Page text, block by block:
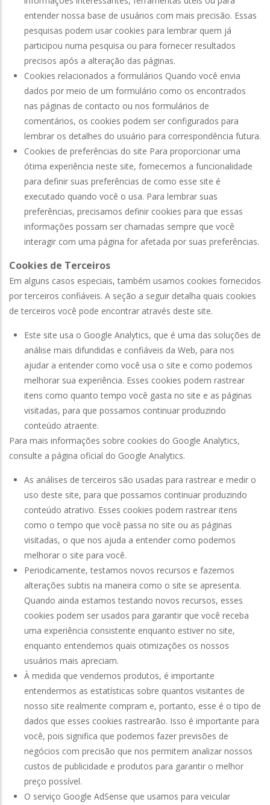
entender nossa base de usuários com mais precisão. Essas
pesquisas podem usar cookies para lembrar quem já
participou numa pesquisa ou para fornecer resultados
precisos após a alteração das páginas.
Cookies relacionados a formulários Quando você envia
dados por meio de um formulário como os encontrados
nas páginas de contacto ou nos formulários de
comentários, os cookies podem ser configurados para
lembrar os detalhes do usuário para correspondência futura.
Cookies de preferências do site Para proporcionar uma
ótima experiência neste site, fornecemos a funcionalidade
para definir suas preferências de como esse site é
executado quando você o usa. Para lembrar suas
preferências, precisamos definir cookies para que essas
informações possam ser chamadas sempre que você
interagir com uma página for afetada por suas preferências.
Cookies de Terceiros
Em alguns casos especiais, também usamos cookies fornecidos
por terceiros confiáveis. A seção a seguir detalha quais cookies
de terceiros você pode encontrar através deste site.
Este site usa o Google Analytics, que é uma das soluções de
análise mais difundidas e confiáveis ​​da Web, para nos
ajudar a entender como você usa o site e como podemos
melhorar sua experiência. Esses cookies podem rastrear
itens como quanto tempo você gasta no site e as páginas
visitadas, para que possamos continuar produzindo
conteúdo atraente.
Para mais informações sobre cookies do Google Analytics,
consulte a página oficial do Google Analytics.
As análises de terceiros são usadas para rastrear e medir o
uso deste site, para que possamos continuar produzindo
conteúdo atrativo. Esses cookies podem rastrear itens
como o tempo que você passa no site ou as páginas
visitadas, o que nos ajuda a entender como podemos
melhorar o site para você.
Periodicamente, testamos novos recursos e fazemos
alterações subtis na maneira como o site se apresenta.
Quando ainda estamos testando novos recursos, esses
cookies podem ser usados ​​para garantir que você receba
uma experiência consistente enquanto estiver no site,
enquanto entendemos quais otimizações os nossos
usuários mais apreciam.
À medida que vendemos produtos, é importante
entendermos as estatísticas sobre quantos visitantes de
nosso site realmente compram e, portanto, esse é o tipo de
dados que esses cookies rastrearão. Isso é importante para
você, pois significa que podemos fazer previsões de
negócios com precisão que nos permitem analizar nossos
custos de publicidade e produtos para garantir o melhor
preço possível.
O serviço Google AdSense que usamos para veicular